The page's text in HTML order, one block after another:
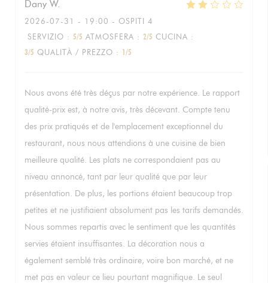
Dany W
2026-07-31
- 19:00 - OSPITI 4
SERVIZIO : 5/5 ATMOSFERA : 2/5 CUCINA :
3/5 QUALITÀ / PREZZO : 1/5
Nous avons été très déçus par notre expérience. Le rapport
qualité-prix est, à notre avis, très décevant. Compte tenu
des prix pratiqués et de l'emplacement exceptionnel du
restaurant, nous nous attendions à une cuisine de bien
meilleure qualité. Les plats ne correspondaient pas au
niveau annoncé, tant par leur qualité que par leur
présentation. De plus, les portions étaient beaucoup trop
petites et ne justifiaient absolument pas les tarifs demandés.
Nous sommes repartis avec le sentiment que les quantités
servies étaient insuffisantes. La décoration nous a
également semblé très ordinaire, voire bon marché, et ne
met pas en valeur ce lieu pourtant magnifique. Le seul